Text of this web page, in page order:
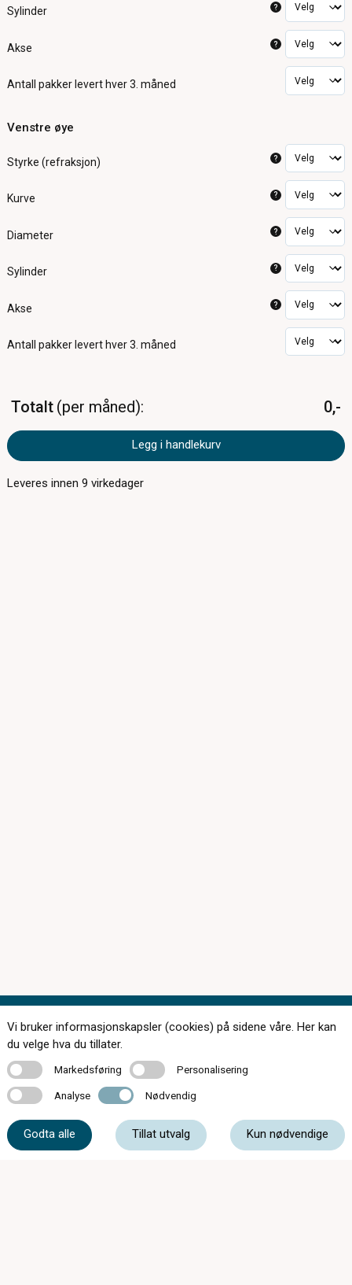
Sylinder ?
Akse ?
Antall pakker levert hver 3. måned
Venstre øye
Styrke (refraksjon) ?
Kurve ?
Diameter ?
Sylinder ?
Akse ?
Antall pakker levert hver 3. måned
Totalt per måned 0,-
Legg i handlekurv
Leveres innen9 virkedager
Kontakt oss
Vi bruker informasjonskapsler (cookies) på sidene våre. Her kan
du velge hva du tillater.
MarkedsføringMarkedsføring PersonaliseringPersonalisering
Analyse Analyse Nødvendig Nødvendig
Godta alle Tillat utvalg Kun nødvendige